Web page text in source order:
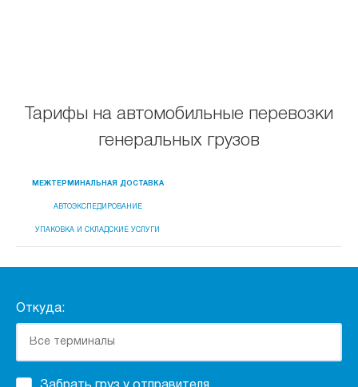
Тарифы на автомобильные перевозки
генеральных грузов
МЕЖТЕРМИНАЛЬНАЯ ДОСТАВКА
АВТОЭКСПЕДИРОВАНИЕ
УПАКОВКА И СКЛАДСКИЕ УСЛУГИ
Откуда: